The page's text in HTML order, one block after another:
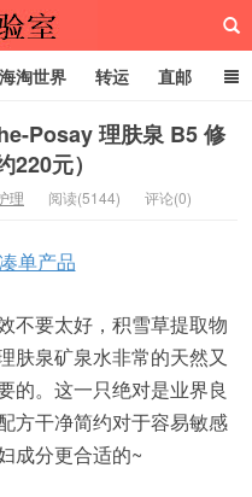
海淘世界 转运 直邮
Posay 理肤泉 B5 修
元）
理 阅读(5144) 评论(0)
单产品
不要太好，积雪草提取物
肤泉矿泉水非常的天然又
的。这一只绝对是业界良
方干净简约对于容易敏感
成分更合适的~